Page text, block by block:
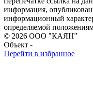
информация,
информационный
определяемой
© 2026 ООО "КАЯН"
Объект -
Перейти в избранное